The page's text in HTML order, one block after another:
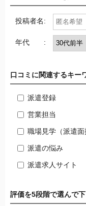
投稿者名:
年代 :
口コミに関連するキー
派遣登録
営業担当
職場見学（派遣面
派遣の悩み
派遣求人サイト
評価を5段階で選んで